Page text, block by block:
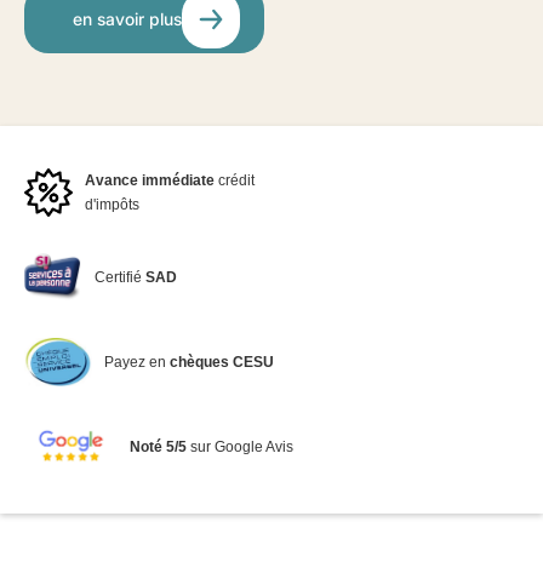
en savoir plus
Avance immédiate crédit
d'impôts
CertifiéSAD
Payez en chèques CESU
Noté 5/5sur Google Avis